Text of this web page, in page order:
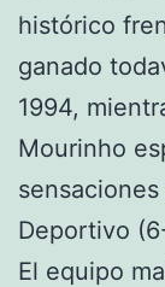
histórico
ganado
1994,
Mourinho
Deportivo
El equipo